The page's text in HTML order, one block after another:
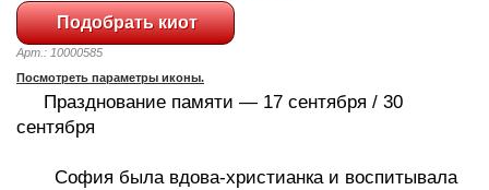
Арт.: 10000585
Посмотреть параметры иконы.
Празднование памяти — 17 сентября / 30
сентября
София была вдова-христианка и воспитывала